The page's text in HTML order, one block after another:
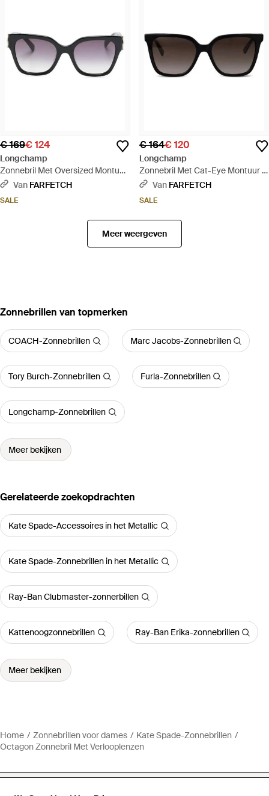
€ 169€ 124
Longchamp
Zonnebril Met Oversized Montuur
- Zwart
Van FARFETCH
SALE
€ 164€ 120
Longchamp
Zonnebril Met Cat-Eye Montuur -
Zwart
Van FARFETCH
SALE
Meer weergeven
‪Zonnebrillen‬ van topmerken
COACH-Zonnebrillen Marc Jacobs-Zonnebrillen
Tory Burch-Zonnebrillen Furla-Zonnebrillen
Longchamp-Zonnebrillen
Meer bekijken
Gerelateerde zoekopdrachten
Kate Spade-Accessoires in het Metallic
Kate Spade-Zonnebrillen in het Metallic
Ray-Ban Clubmaster-zonnerbillen
Kattenoogzonnebrillen Ray-Ban Erika-zonnebrillen
Meer bekijken
Home Zonnebrillen voor dames
Kate Spade-Zonnebrillen
Octagon Zonnebril Met Verlooplenzen